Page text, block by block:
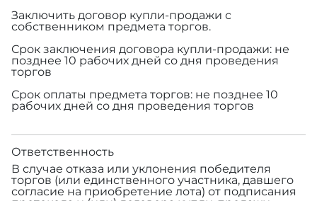
Заключить договор купли-продажи с
собственником предмета торгов.
Срок заключения договора купли-продажи: не
позднее 10 рабочих дней со дня проведения
торгов
Срок оплаты предмета торгов: не позднее 10
рабочих дней со дня проведения торгов
Ответственность
В случае отказа или уклонения победителя
торгов (или единственного участника, давшего
согласие на приобретение лота) от подписания